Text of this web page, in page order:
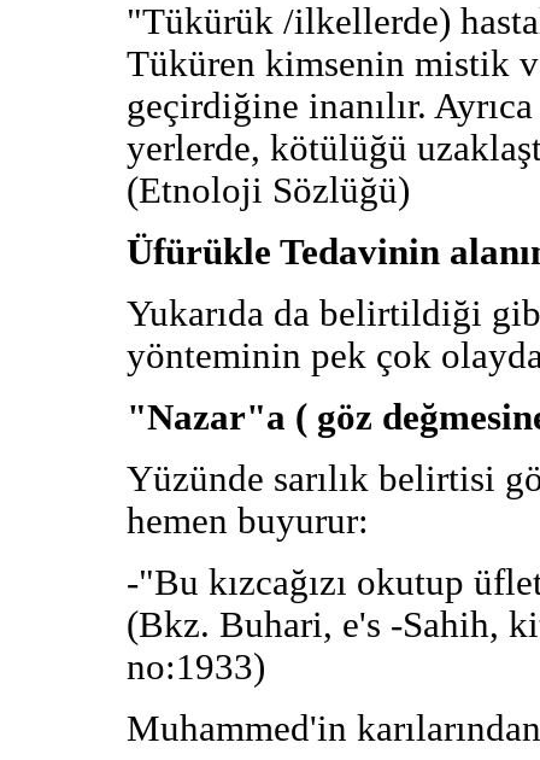
"Tükürük /ilkellerde)
Tüküren kimsenin mistik
geçirdiğine inanılır.
yerlerde, kötülüğü
(Etnoloji Sözlüğü)
Üfürükle Tedavinin
Yukarıda da belirtildiği
yönteminin pek çok olayda
"Nazar"a ( göz
Yüzünde sarılık belirtisi
hemen buyurur:
-"Bu kızcağızı okutup
(Bkz. Buhari, e's -Sahih,
no:1933)
Muhammed'in